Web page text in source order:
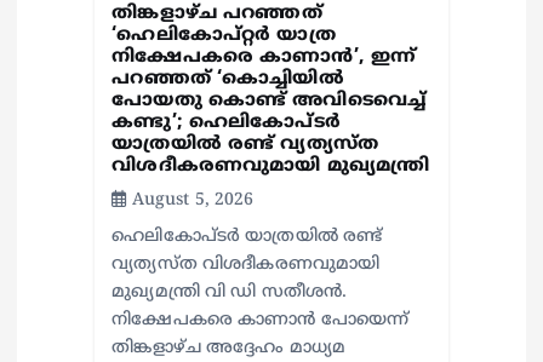
തിങ്കളാഴ്ച പറഞ്ഞത്
‘ഹെലികോപ്റ്റർ യാത്ര
നിക്ഷേപകരെ കാണാൻ’, ഇന്ന്
പറഞ്ഞത് ‘കൊച്ചിയിൽ
പോയതു കൊണ്ട് അവിടെവെച്ച്
കണ്ടു’; ഹെലികോപ്ടർ
യാത്രയിൽ രണ്ട് വ്യത്യസ്ത
വിശദീകരണവുമായി മുഖ്യമന്ത്രി
August 5, 2026
ഹെലികോപ്ടർ യാത്രയിൽ രണ്ട്
വ്യത്യസ്ത വിശദീകരണവുമായി
മുഖ്യമന്ത്രി വി ഡി സതീശൻ.
നിക്ഷേപകരെ കാണാൻ പോയെന്ന്
തിങ്കളാഴ്ച അദ്ദേഹം മാധ്യമ